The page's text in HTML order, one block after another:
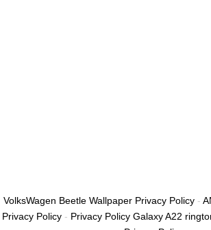
VolksWagen Beetle Wallpaper Privacy Policy -
Privacy Policy- Privacy Policy Galaxy A22